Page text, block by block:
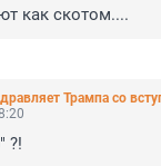
как скотом....
Трампа со
?!